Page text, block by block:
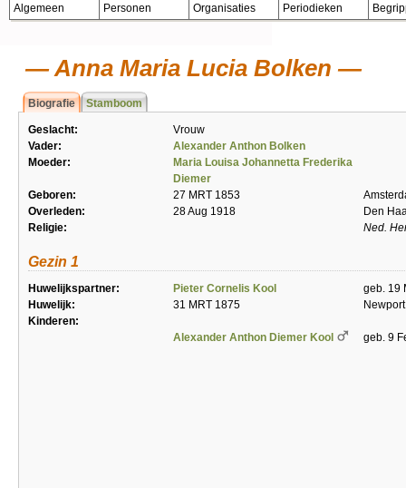
Algemeen Personen Organisaties Periodieken
Anna Maria Lucia Bolken
Biografie Stamboom
Geslacht:
Vrouw
Vader:
Alexander Anthon Bolken
Moeder:
Maria Louisa Johannetta Frederika
Diemer
Geboren:
27 MRT 1853
Overleden:
28 Aug 1918
Den
Religie:
Ned.
Gezin 1
Huwelijkspartner: Pieter Cornelis Kool
geb. 19
Huwelijk:
31 MRT 1875
Kinderen:
Alexander Anthon Diemer Kool
geb. 9